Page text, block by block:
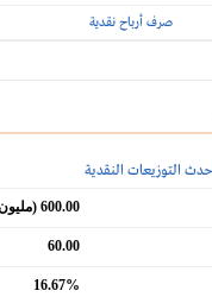
صرف أرباح نقدية
التوزيعات النقدية
600.00 (مليون ريال)
60.00
16.67%